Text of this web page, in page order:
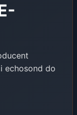
echosond do